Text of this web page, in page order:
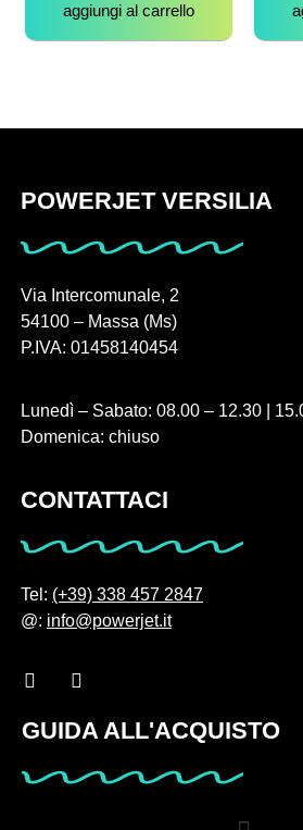
aggiungi al carrello
POWERJET VERSILIA
Via Intercomunale, 2
54100 – Massa (Ms)
P.IVA: 01458140454
Lunedì – Sabato: 08.00 – 12.30 |
Domenica: chiuso
CONTATTACI
Tel: (+39) 338 457 2847
@: info@powerjet.it
GUIDA ALL'ACQUISTO